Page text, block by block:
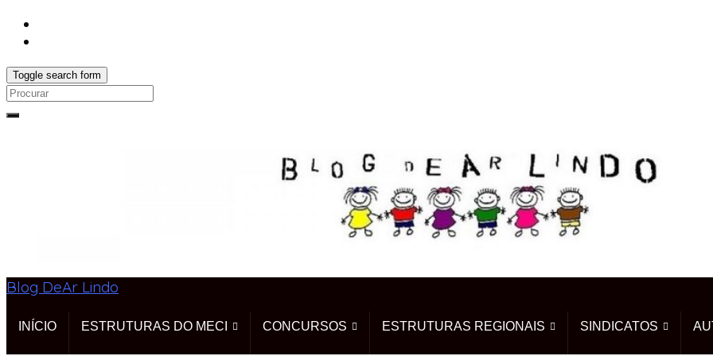
Toggle search form
Search
Blog DeAr Lindo
INÍCIO ESTRUTURAS DO MECI CONCURSOS ESTRUTURAS REGIONAIS SINDICATOS